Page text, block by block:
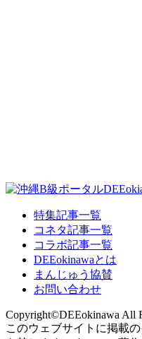
特集記事一覧
コネタ記事一覧
コラボ記事一覧
DEEokinawaとは
まんじゅう協賛
お問い合わせ
Copyright©DEEokinawa All
このウェブサイトに掲載